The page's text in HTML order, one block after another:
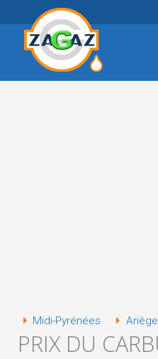
Midi-Pyrénées Ariège
PRIX DU